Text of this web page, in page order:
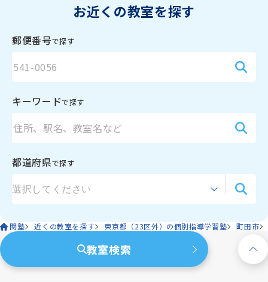
0120-
お近くの教室を探す
郵便番号で探す
キーワードで探す
都道府県で探す
関塾 近くの教室を探す 東京都（23区外）の個別指導学習塾 町田市
教室検索